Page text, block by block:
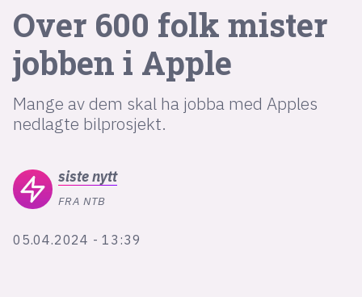
Over 600 folk mister
jobben i Apple
Mange av dem skal ha jobba med Apples
nedlagte bilprosjekt.
sistenytt
FRA NTB
05.04.2024 - 13:39
mørk modus
nyhetsbrev
kode24-klubben
LinkedIn
Bluesky
annonsepriser
annonseguide